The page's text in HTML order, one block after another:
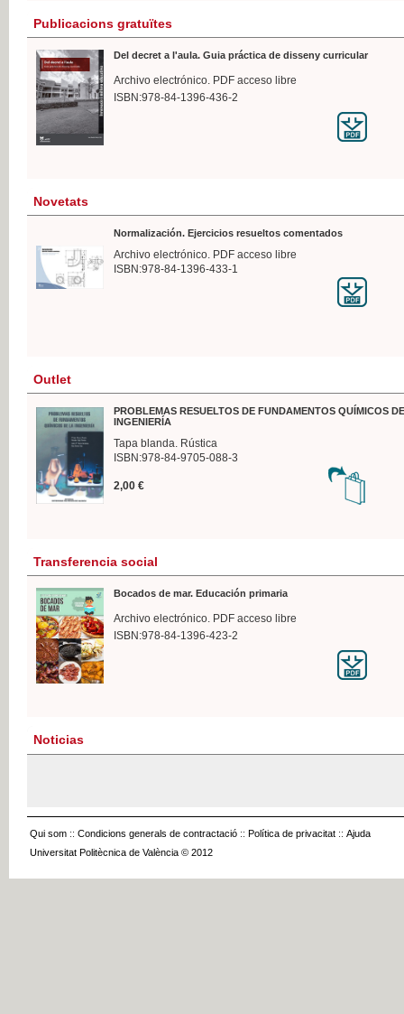
Publicacions gratuïtes
Del decret a l'aula. Guia práctica de disseny curricular
Archivo electrónico. PDF acceso libre
ISBN:978-84-1396-436-2
Novetats
Normalización. Ejercicios resueltos comentados
Archivo electrónico. PDF acceso libre
ISBN:978-84-1396-433-1
Outlet
PROBLEMAS RESUELTOS DE FUNDAMENTOS QUÍMICOS
INGENIERÍA
Tapa blanda. Rústica
ISBN:978-84-9705-088-3
2,00 €
Transferencia social
Bocados de mar. Educación primaria
Archivo electrónico. PDF acceso libre
ISBN:978-84-1396-423-2
Noticias
Qui som :: Condicions generals de contractació :: Política de privacitat :: Ajuda
Universitat Politècnica de València © 2012